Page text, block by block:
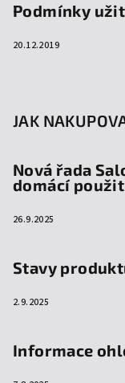
Podmínky
20.12.2019
JAK
Nová řada
domácí
26.9.2025
Stavy
2.9.2025
Informace